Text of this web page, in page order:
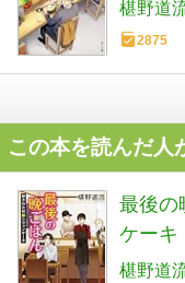
椹野道
2875
この本を読んだ人
最後の
ケーキ
椹野道